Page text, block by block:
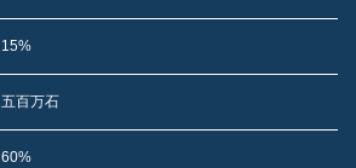
15%
五百万石
60%